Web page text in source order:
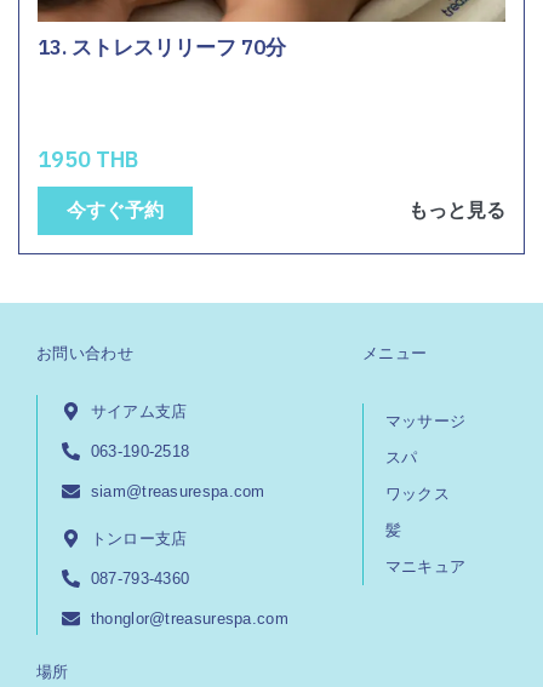
13. ストレスリリーフ 70分
1950 THB
今すぐ予約 もっと見る
お問い合わせ
サイアム支店
063-190-2518
siam@treasurespa.com
トンロー支店
087-793-4360
thonglor@treasurespa.com
メニュー
マッサージ
スパ
ワックス
髪
マニキュア
場所